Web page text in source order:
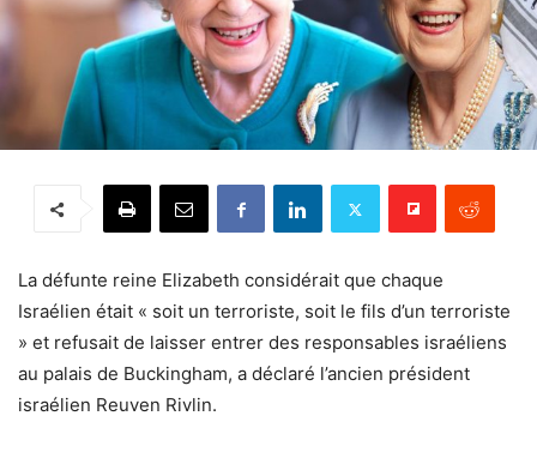
La défunte reine Elizabeth considérait que chaque
Israélien était « soit un terroriste, soit le fils d’un terroriste
» et refusait de laisser entrer des responsables israéliens
au palais de Buckingham, a déclaré l’ancien président
israélien Reuven Rivlin.